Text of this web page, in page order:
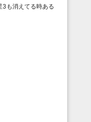
3も消えてる時ある